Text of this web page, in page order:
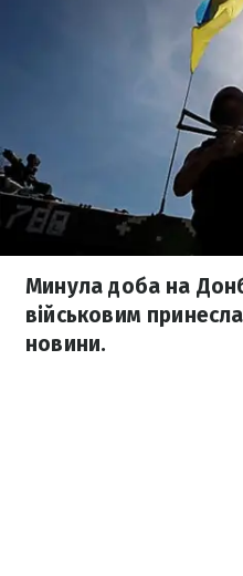
Минула доба на
військовим
новини.